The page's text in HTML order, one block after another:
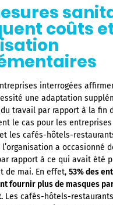
coûts
interrogées
une adaptation
travail par rapport à la fin
le cas pour les
les cafés-hôtels-
a occasionné
rapport à ce qui avait été
de mai. En effet, 53% des
fournir plus de masques
Les cafés-hôtels-